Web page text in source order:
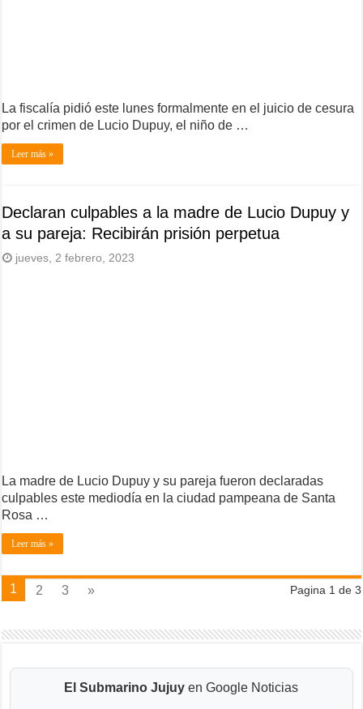
La fiscalía pidió este lunes formalmente en el juicio de cesura
por el crimen de Lucio Dupuy, el niño de …
Leer más »
Declaran culpables a la madre de Lucio Dupuy y
a su pareja: Recibirán prisión perpetua
jueves, 2 febrero, 2023
La madre de Lucio Dupuy y su pareja fueron declaradas
culpables este mediodía en la ciudad pampeana de Santa
Rosa …
Leer más »
Pagina 1 de 3
1 2 3 »
El Submarino Jujuy en Google Noticias